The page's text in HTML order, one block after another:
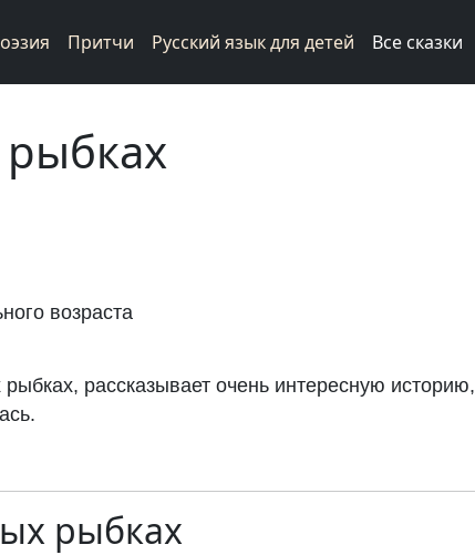
Притчи Русский язык для детей Все сказки
возраста
рассказывает очень интересную историю,
рыбках